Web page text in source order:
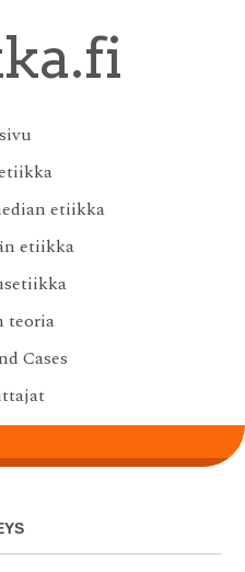
etiikka
etiikka
teoria
Cases